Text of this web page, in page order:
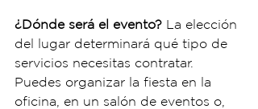
¿Dónde será el evento? La elección
del lugar determinará qué tipo de
servicios necesitas contratar.
Puedes organizar la fiesta en la
oficina, en un salón de eventos o,